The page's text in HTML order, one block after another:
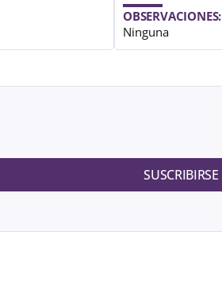
OBSERVACIONES:
Ninguna
SUSCRIBIRSE